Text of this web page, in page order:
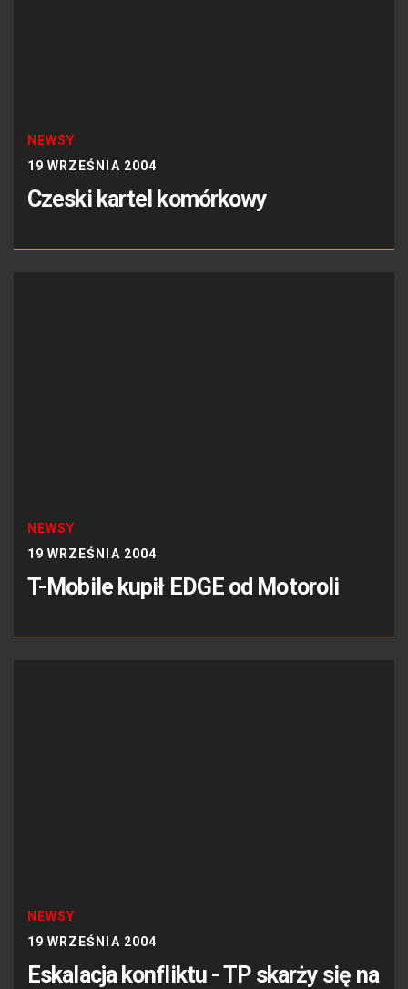
NEWSY
19 WRZEŚNIA 2004
Czeski kartel komórkowy
NEWSY
19 WRZEŚNIA 2004
T-Mobile kupił EDGE od Motoroli
NEWSY
19 WRZEŚNIA 2004
Eskalacja konfliktu - TP skarży się na